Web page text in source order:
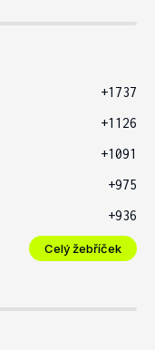
+1737
+1126
+1091
+975
+936
Celý žebříček